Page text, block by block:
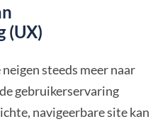
(UX)
steeds meer naar
gebruikerservaring
navigeerbare site kan